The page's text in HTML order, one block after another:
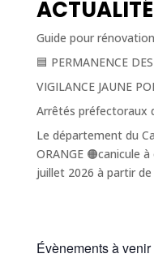
Guide pour
🟦 PERMANENCE
VIGILANCE JAUNE
Arrêtés préfectoraux
Le département du
ORANGE 🟠canicule
juillet 2026 à partir de
Évènements à venir